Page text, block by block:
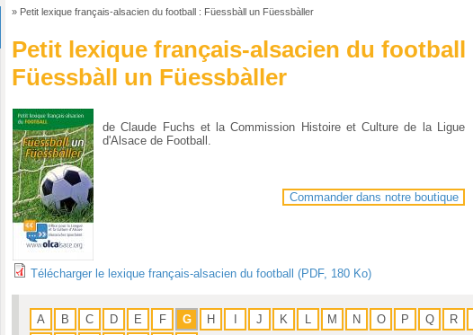
» Petit lexique français-alsacien du football : Füessbàll un Füessbàller
Petit lexique français-alsacien du football
Füessbàll un Füessbàller
de Claude Fuchs et la Commission Histoire et Culture de la Ligue
d'Alsace de Football.
Commander dans notre boutique
Télécharger le lexique français-alsacien du football (PDF, 180 Ko)
A B C D E F G H J K M N O P Q R